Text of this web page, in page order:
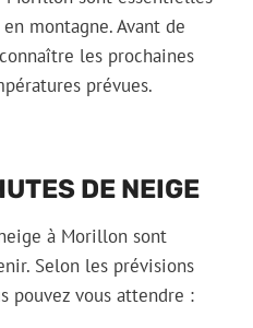
montagne. Avant de
les prochaines
prévues.
DE NEIGE
à Morillon sont
Selon les prévisions
pouvez vous attendre :